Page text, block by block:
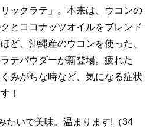
ックラテ」。本来は、ウコンの
とココナッツオイルをブレンド
ど、沖縄産のウコンを使った、
テパウダーが新登場。疲れた
みがちな時など、気になる症状
！
たいで美味。温まります!（34